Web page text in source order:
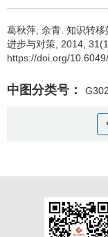
葛秋萍 余青 知识转移
进步与对策, 2014,
https://doi.org/
中图分类号： G302